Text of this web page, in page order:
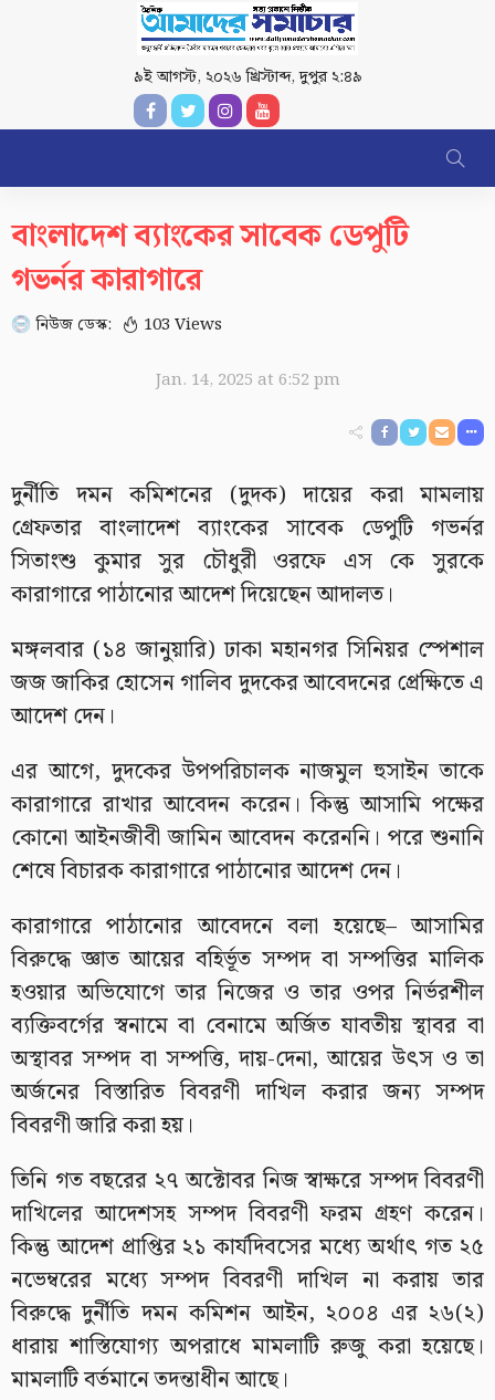
৯ই আগস্ট, ২০২৬ খ্রিস্টাব্দ,দুপুর ২:৪৯
বাংলাদেশ ব্যাংকের সাবেক ডেপুটি
গভর্নর কারাগারে
নিউজ ডেস্ক: 103 Views
Jan. 14, 2025 at 6:52 pm
দুর্নীতি দমন কমিশনের (দুদক) দায়ের করা মামলায়
গ্রেফতার বাংলাদেশ ব্যাংকের সাবেক ডেপুটি গভর্নর
সিতাংশু কুমার সুর চৌধুরী ওরফে এস কে সুরকে
কারাগারে পাঠানোর আদেশ দিয়েছেন আদালত।
মঙ্গলবার (১৪ জানুয়ারি) ঢাকা মহানগর সিনিয়র স্পেশাল
জজ জাকির হোসেন গালিব দুদকের আবেদনের প্রেক্ষিতে এ
আদেশ দেন।
এর আগে, দুদকের উপপরিচালক নাজমুল হুসাইন তাকে
কারাগারে রাখার আবেদন করেন। কিন্তু আসামি পক্ষের
কোনো আইনজীবী জামিন আবেদন করেননি। পরে শুনানি
শেষে বিচারক কারাগারে পাঠানোর আদেশ দেন।
কারাগারে পাঠানোর আবেদনে বলা হয়েছে– আসামির
বিরুদ্ধে জ্ঞাত আয়ের বহির্ভূত সম্পদ বা সম্পত্তির মালিক
হওয়ার অভিযোগে তার নিজের ও তার ওপর নির্ভরশীল
ব্যক্তিবর্গের স্বনামে বা বেনামে অর্জিত যাবতীয় স্থাবর বা
অস্থাবর সম্পদ বা সম্পত্তি, দায়-দেনা, আয়ের উৎস ও তা
অর্জনের বিস্তারিত বিবরণী দাখিল করার জন্য সম্পদ
বিবরণী জারি করা হয়।
তিনি গত বছরের ২৭ অক্টোবর নিজ স্বাক্ষরে সম্পদ বিবরণী
দাখিলের আদেশসহ সম্পদ বিবরণী ফরম গ্রহণ করেন।
কিন্তু আদেশ প্রাপ্তির ২১ কার্যদিবসের মধ্যে অর্থাৎ গত ২৫
নভেম্বরের মধ্যে সম্পদ বিবরণী দাখিল না করায় তার
বিরুদ্ধে দুর্নীতি দমন কমিশন আইন, ২০০৪ এর ২৬(২)
ধারায় শাস্তিযোগ্য অপরাধে মামলাটি রুজু করা হয়েছে।
মামলাটি বর্তমানে তদন্তাধীন আছে।